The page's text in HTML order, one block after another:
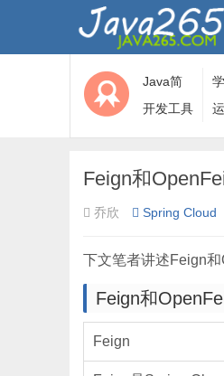
Java简
介
开发工具
Feign和
乔欣 Spring Cloud
下文笔者讲述Feign
Feign和
Feign